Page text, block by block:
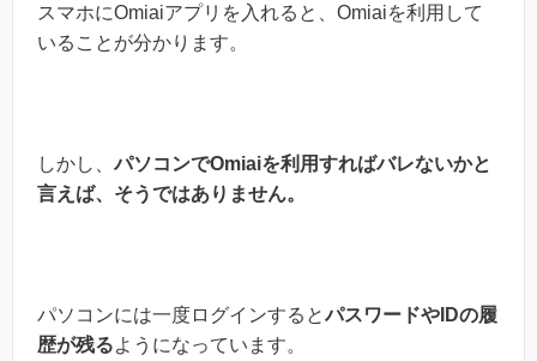
スマホにOmiaiアプリを入れると、Omiaiを利用して
いることが分かります。
しかし、パソコンでOmiaiを利用すればバレないかと
言えば、そうではありません。
パソコンには一度ログインするとパスワードやIDの履
歴が残るようになっています。